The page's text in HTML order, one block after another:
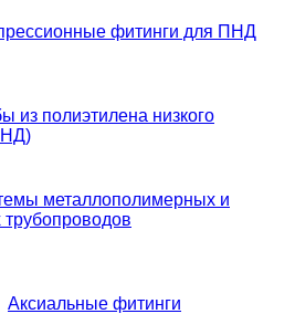
фитинги для ПНД
из полиэтилена низкого
металлополимерных и
Аксиальные фитинги